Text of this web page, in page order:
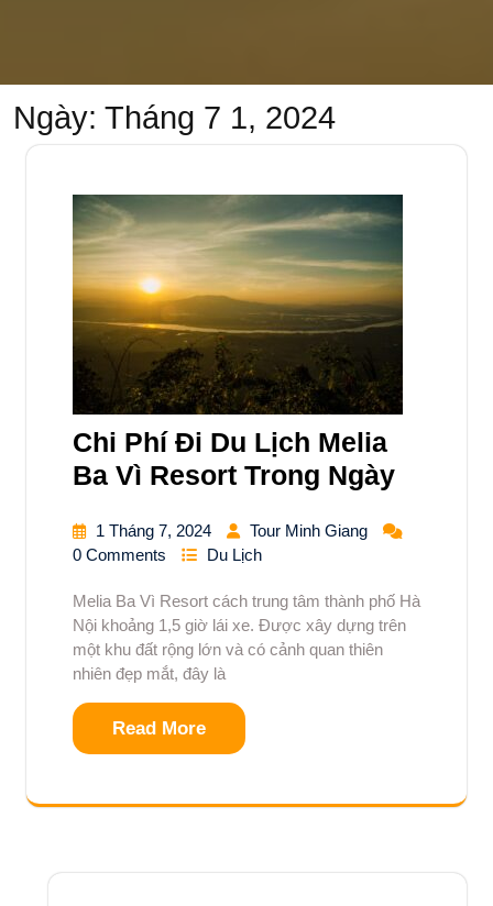
Ngày: Tháng 7 1, 2024
Chi Phí Đi Du Lịch Melia
Ba Vì Resort Trong Ngày
1 Tháng 7, 2024
Tour Minh Giang
0 Comments
Du Lịch
Melia Ba Vì Resort cách trung tâm thành phố Hà
Nội khoảng 1,5 giờ lái xe. Được xây dựng trên
một khu đất rộng lớn và có cảnh quan thiên
nhiên đẹp mắt, đây là
Read More